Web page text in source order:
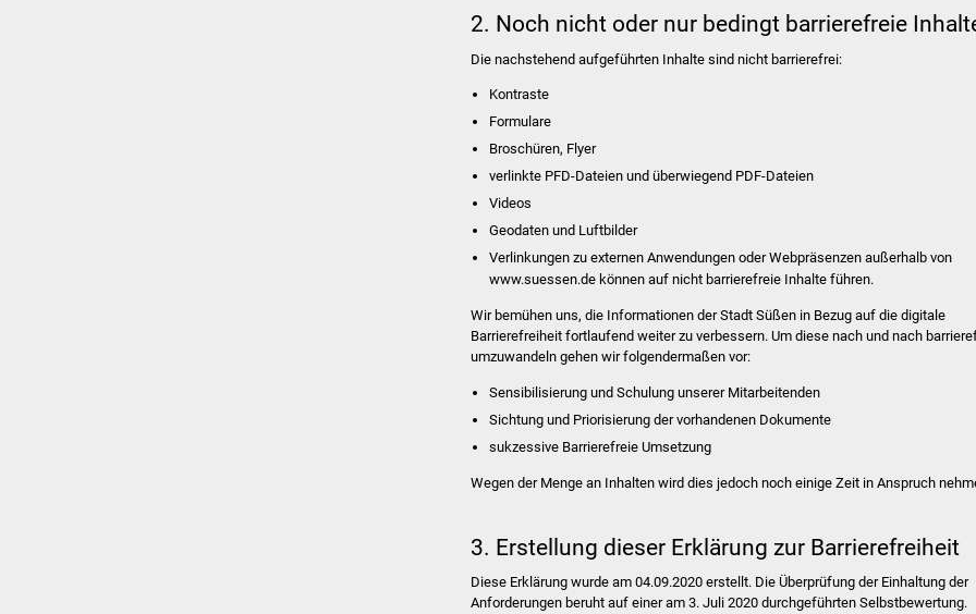
2. Noch nicht oder nur bedingt barrierefreie
Die nachstehend aufgeführten Inhalte sind nicht barrierefrei:
Kontraste
Formulare
Broschüren, Flyer
verlinkte PFD-Dateien und überwiegend PDF-Dateien
Videos
Geodaten und Luftbilder
Verlinkungen zu externen Anwendungen oder Webpräsenzen außerhalb von
www.suessen.de können auf nicht barrierefreie Inhalte führen.
Wir bemühen uns, die Informationen der Stadt Süßen in Bezug auf die digitale
Barrierefreiheit fortlaufend weiter zu verbessern. Um diese nach und nach
umzuwandeln gehen wir folgendermaßen vor:
Sensibilisierung und Schulung unserer Mitarbeitenden
Sichtung und Priorisierung der vorhandenen Dokumente
sukzessive Barrierefreie Umsetzung
Wegen der Menge an Inhalten wird dies jedoch noch einige Zeit in Anspruch
3. Erstellung dieser Erklärung zur Barrierefreiheit
Diese Erklärung wurde am 04.09.2020 erstellt. Die Überprüfung der Einhaltung der
Anforderungen beruht auf einer am 3. Juli 2020 durchgeführten Selbstbewertung.